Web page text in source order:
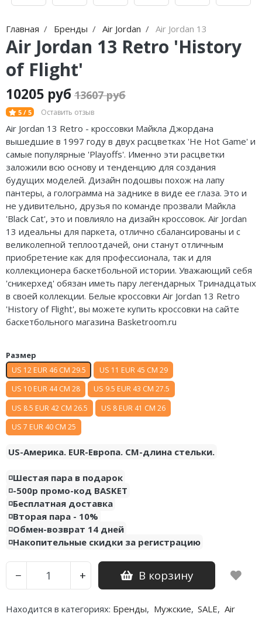
Главная Бренды Air Jordan Air Jordan 13
Air Jordan 13 Retro 'History
of Flight'
10205 руб 13607 руб
5 / 5 Оставить отзыв
Air Jordan 13 Retro - кроссовки Майкла Джордана
вышедшие в 1997 году в двух расцветках 'He Hot Game' и
самые популярные 'Playoffs'. Именно эти расцветки
заложили всю основу и тенденцию для создания
будущих моделей. Дизайн подошвы похож на лапу
пантеры, а голограмма на заднике в виде ее глаза. Это и
не удивительно, друзья по команде прозвали Майкла
'Black Cat', это и повлияло на дизайн кроссовок. Air Jordan
13 идеальны для паркета, отлично сбалансированы и с
великолепной теплоотдачей, они станут отличным
приобретение как для профессионала, так и для
коллекционера баскетбольной истории. Уважающий себя
'сникерхед' обязан иметь пару легендарных Тринадцатых
в своей коллекции. Белые кроссовки Air Jordan 13 Retro
'History of Flight', вы можете купить кроссовки на сайте
баскетбольного магазина Basketroom.ru
Размер
US 12 EUR 46 CM 29.5
US 11 EUR 45 CM 29
US 10 EUR 44 CM 28
US 9.5 EUR 43 CM 27.5
US 8.5 EUR 42 CM 26.5
US 8 EUR 41 CM 26
US 7 EUR 40 CM 25
US-Америка. EUR-Европа. CM-длина стельки.
◽️Шестая пара в подарок
◽️-500р промо-код BASKET
◽️Бесплатная доставка
◽️Вторая пара - 10%
◽️Обмен-возврат 14 дней
◽️Накопительные скидки за регистрацию
− + В корзину
Находится в категориях: Бренды, Мужские, SALE, Air
Nike Dunk
Nike Shox
Nike Blazer
Nike P-6000
Nike Initiator
Nike Pegasus
Nike Precision
Nike Hyperdunk
Nike Hyperset
Nike Cosmic Unity
Nike Air Deldon
Nike Sabrina
Nike A’ja
Nike GT
Nike Ja
Nike Book
Nike LeBron
Nike Kyrie
Nike Freak
Nike KD
Nike PG
Nike Kobe
adidas Samba
adidas Gazelle
adidas Handball
adidas Adistar
adidas adiFOM
adidas Adizero
adidas Harden
adidas Dame
adidas AE
Adidas Yeezy Boost 350 V2